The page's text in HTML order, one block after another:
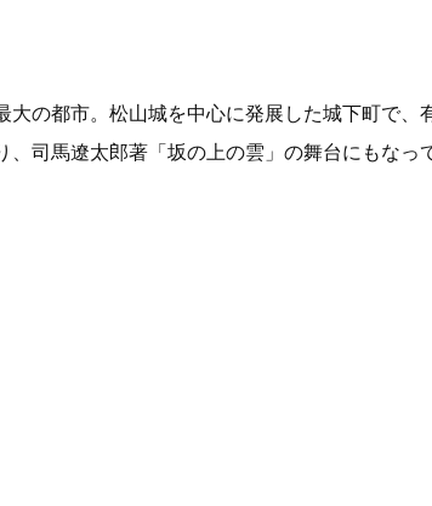
の都市。松山城を中心に発展した城下町で、
司馬遼太郎著「坂の上の雲」の舞台にもなっ